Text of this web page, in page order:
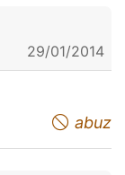
29/01/2014
abuz